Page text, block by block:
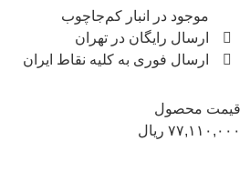
موجود در انبار کم‌‌جاچوب
ارسال رایگان در تهران
ارسال فوری به کلیه نقاط ایران
قیمت محصول
۷۷,۱۱۰,۰۰۰ ریال